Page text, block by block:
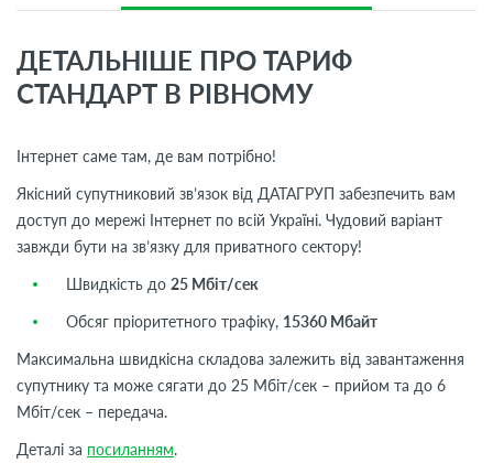
ДЕТАЛЬНІШЕ ПРО ТАРИФ
СТАНДАРТ В РІВНОМУ
Інтернет саме там, де вам потрібно!
Якісний супутниковий зв’язок від ДАТАГРУП забезпечить вам
доступ до мережі Інтернет по всій Україні. Чудовий варіант
завжди бути на зв’язку для приватного сектору!
Швидкість до 25 Мбіт/сек
Обсяг пріоритетного трафіку, 15360 Мбайт
Максимальна швидкісна складова залежить від завантаження
супутнику та може сягати до 25 Мбіт/сек – прийом та до 6
Мбіт/сек – передача.
Деталі за посиланням.